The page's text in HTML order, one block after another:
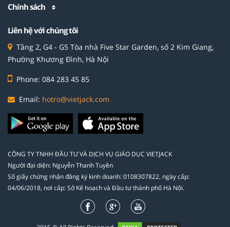
Chính sách
Liên hệ với chúng tôi
Tầng 2, G4 - G5 Tòa nhà Five Star Garden, số 2 Kim Giang,
Phường Khương Đình, Hà Nội
Phone: 084 283 45 85
Email: hotro@vietjack.com
CÔNG TY TNHH ĐẦU TƯ VÀ DỊCH VỤ GIÁO DỤC VIETJACK
Người đại diện: Nguyễn Thanh Tuyền
Số giấy chứng nhận đăng ký kinh doanh: 0108307822, ngày cấp:
04/06/2018, nơi cấp: Sở Kế hoạch và Đầu tư thành phố Hà Nội.